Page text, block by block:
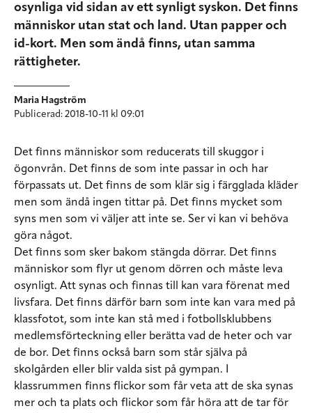
osynliga vid sidan av ett synligt syskon. Det finns
människor utan stat och land. Utan papper och
id-kort. Men som ändå finns, utan samma
rättigheter.
Maria Hagström
Publicerad: 2018-10-11 kl 09:01
Det finns människor som reducerats till skuggor i
ögonvrån. Det finns de som inte passar in och har
förpassats ut. Det finns de som klär sig i färgglada kläder
men som ändå ingen tittar på. Det finns mycket som
syns men som vi väljer att inte se. Ser vi kan vi behöva
göra något.
Det finns som sker bakom stängda dörrar. Det finns
människor som flyr ut genom dörren och måste leva
osynligt. Att synas och finnas till kan vara förenat med
livsfara. Det finns därför barn som inte kan vara med på
klassfotot, som inte kan stå med i fotbollsklubbens
medlemsförteckning eller berätta vad de heter och var
de bor. Det finns också barn som står själva på
skolgården eller blir valda sist på gympan. I
klassrummen finns flickor som får veta att de ska synas
mer och ta plats och flickor som får höra att de tar för